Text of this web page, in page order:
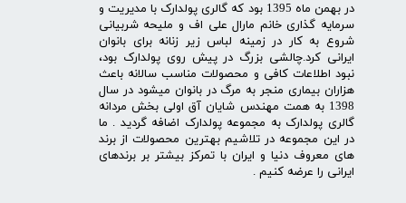
در بهمن ماه 1395 بود که گالری پولدارک با مدیریت و
سرمایه گذاری خانم مارال علی اف و ملیحه شربیانی
شروع به کار در زمینه لباس زیر زنانه برای بانوان
ایرانی کرد.چالشی بزرگ در پیش روی پولدارک بود،
نبود اطلاعات کافی و محصولات مناسب سالانه باعث
هزاران بیماری منجر به مرگ در بانوان میشود در سال
1398 به همت مهندس شایان آق اولی بخش مردانه
گالری پولدارک به مجموعه پولدارک اضافه گردید . ما
در این مجموعه در تلاشیم بهترین محصولات از برند
های معروف دنیا و ایران با تمرکز بیشتر بر برندهای
ایرانی را عرضه کنیم .​​​​​​​